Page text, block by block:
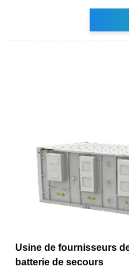
Usine de fournisseurs
batterie de secours